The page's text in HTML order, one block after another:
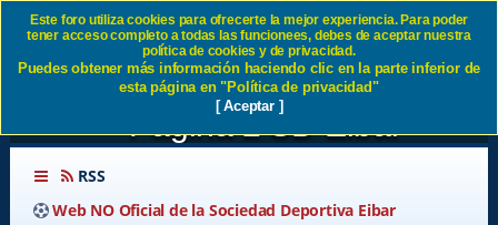
Segunda fase de las obras de
Ampliación de Ipurua -
Página 2 SD Eibar
RSS
Web NO Oficial de la Sociedad Deportiva Eibar
Este foro utiliza cookies para ofrecerte la mejor experiencia. Para poder
tener acceso completo a todas las funcionees, debes de aceptar nuestra
política de cookies y de privacidad.
Puedes obtener más información haciendo clic en la parte inferior de
esta página en "Política de privacidad"
[ Aceptar ]